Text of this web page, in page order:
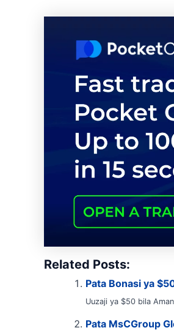
Related Posts:
Pata Bonasi ya
Uuzaji ya $50 bila
Pata MsCGroup